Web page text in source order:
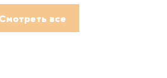
Смотреть все